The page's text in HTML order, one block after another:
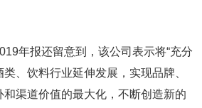
年报还留意到，该公司表示将“充分
、饮料行业延伸发展，实现品牌、
渠道价值的最大化，不断创造新的